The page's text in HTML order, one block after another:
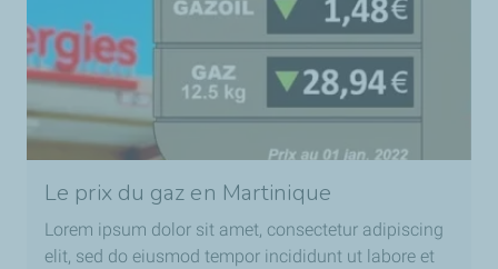
Le prix du gaz en Martinique
Lorem ipsum dolor sit amet, consectetur adipiscing
elit, sed do eiusmod tempor incididunt ut labore et